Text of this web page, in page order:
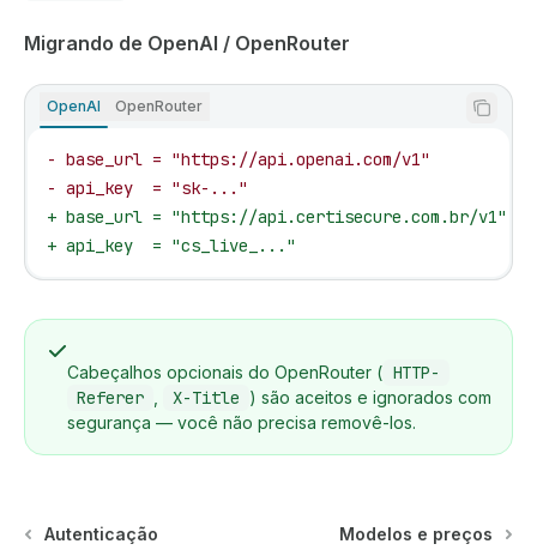
Migrando de OpenAI / OpenRouter
OpenAI OpenRouter
- base_url = "https://api.openai.com/v1"
- api_key  = "sk-..."
+ base_url = "https://api.certisecure.com.br/v1"
+ api_key  = "cs_live_..."
Cabeçalhos opcionais do OpenRouter ( HTTP-
Referer
X-Title ) são aceitos e ignorados com
segurança — você não precisa removê-los.
Autenticação Modelos e preços